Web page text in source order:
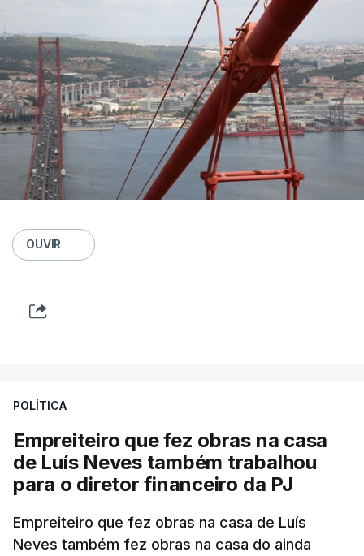
OUVIR
POLÍTICA
Empreiteiro que fez obras na casa
de Luís Neves também trabalhou
para o diretor financeiro da PJ
Empreiteiro que fez obras na casa de Luís
Neves também fez obras na casa do ainda